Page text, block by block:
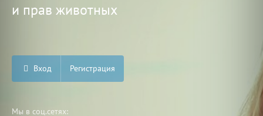
и прав животных
Вход Регистрация
Мы в соц.сетях: